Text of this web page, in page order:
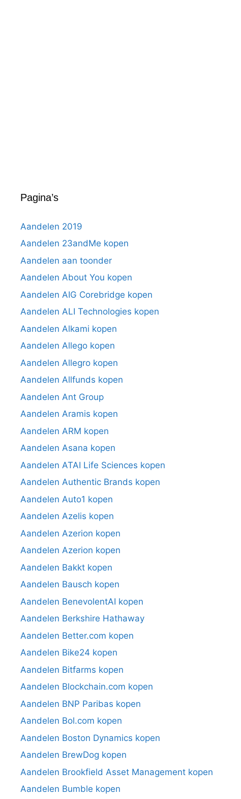
Pagina’s
Aandelen 2019
Aandelen 23andMe kopen
Aandelen aan toonder
Aandelen About You kopen
Aandelen AIG Corebridge kopen
Aandelen ALI Technologies kopen
Aandelen Alkami kopen
Aandelen Allego kopen
Aandelen Allegro kopen
Aandelen Allfunds kopen
Aandelen Ant Group
Aandelen Aramis kopen
Aandelen ARM kopen
Aandelen Asana kopen
Aandelen ATAI Life Sciences kopen
Aandelen Authentic Brands kopen
Aandelen Auto1 kopen
Aandelen Azelis kopen
Aandelen Azerion kopen
Aandelen Azerion kopen
Aandelen Bakkt kopen
Aandelen Bausch kopen
Aandelen BenevolentAI kopen
Aandelen Berkshire Hathaway
Aandelen Better.com kopen
Aandelen Bike24 kopen
Aandelen Bitfarms kopen
Aandelen Blockchain.com kopen
Aandelen BNP Paribas kopen
Aandelen Bol.com kopen
Aandelen Boston Dynamics kopen
Aandelen BrewDog kopen
Aandelen Brookfield Asset Management kopen
Aandelen Bumble kopen